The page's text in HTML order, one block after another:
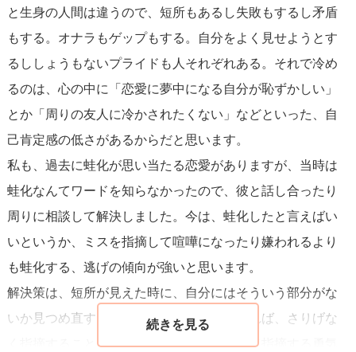
り自分のミスや欠点も相手に受け入れてもらわないといけ
ないし、ということに気付いてからは、だいぶ楽に生きら
れるようになりました。
もちろん人生においては自分に期待を寄せたほうがいい場
面もたくさんあります。しかし、蛙化現象においては、そ
れがマイナスに働くとお伝えしたいです。まずは、「相手
ではなく、自分に過剰に期待を寄せすぎていることが蛙化
を招いている」と認識することが交際を長続きさせる秘訣
だと思いますよ。
と生身の人間は違うので、短所もあるし失敗もするし矛盾
もする。オナラもゲップもする。自分をよく見せようとす
るししょうもないプライドも人それぞれある。それで冷め
るのは、心の中に「恋愛に夢中になる自分が恥ずかしい」
とか「周りの友人に冷かされたくない」などといった、自
己肯定感の低さがあるからだと思います。
私も、過去に蛙化が思い当たる恋愛がありますが、当時は
蛙化なんてワードを知らなかったので、彼と話し合ったり
周りに相談して解決しました。今は、蛙化したと言えばい
いというか、ミスを指摘して喧嘩になったり嫌われるより
も蛙化する、逃げの傾向が強いと思います。
解決策は、短所が見えた時に、自分にはそういう部分がな
いか見つめ直すこと。自分がクリアしていれば、さりげな
く指摘すること。指摘しなくても許せそう（指摘する勇気